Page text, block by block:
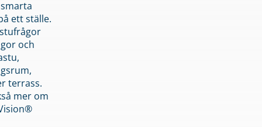
ett ställe.
och
terrass.
mer om